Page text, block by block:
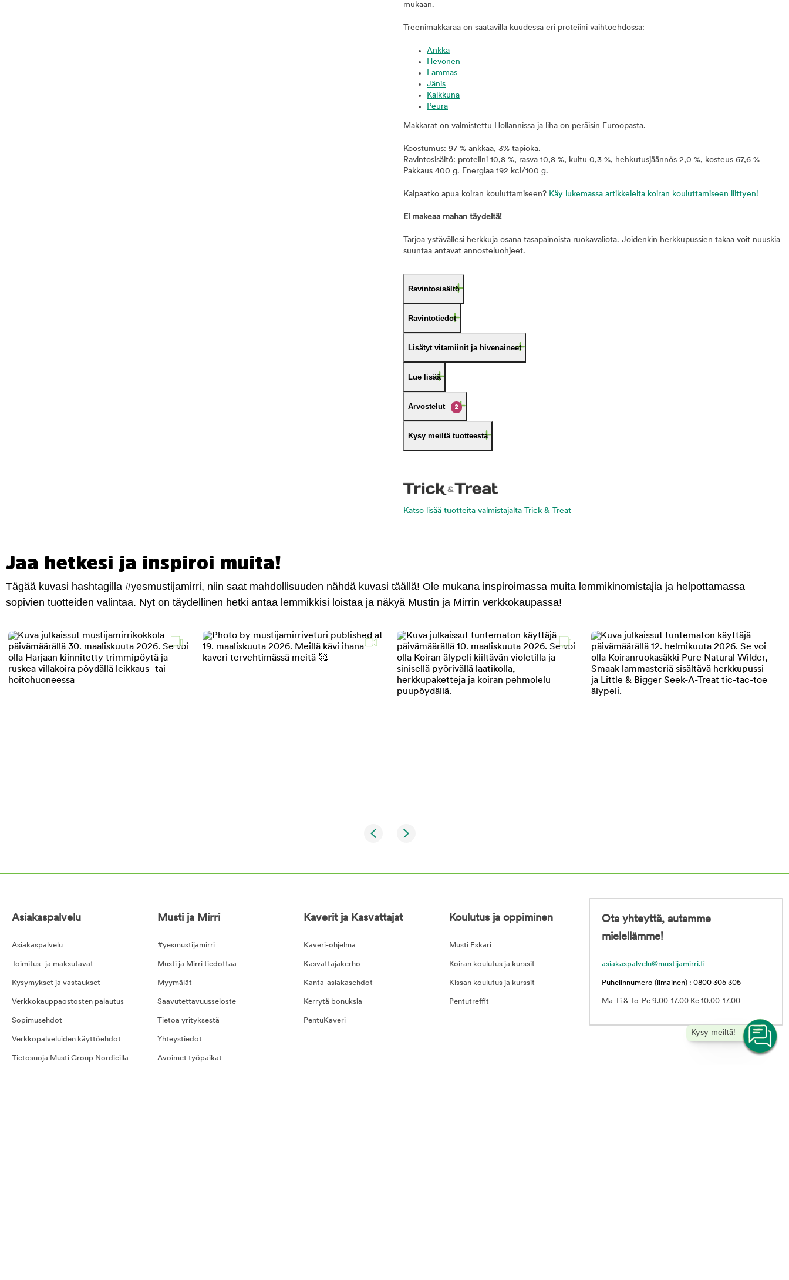
mukaan.
Treenimakkaraa on saatavilla kuudessa eri proteiini vaihtoehdossa:
Ankka
Hevonen
Lammas
Jänis
Kalkkuna
Peura
Makkarat on valmistettu Hollannissa ja liha on peräisin Euroopasta.
Koostumus: 97 % ankkaa, 3% tapioka.
Ravintosisältö: proteiini 10,8 %, rasva 10,8 %, kuitu 0,3 %, hehkutusjäännös 2,0 %, kosteus 67,6 %
Pakkaus 400 g. Energiaa 192 kcl/100 g.
Kaipaatko apua koiran kouluttamiseen? Käy lukemassa artikkeleita koiran kouluttamiseen liittyen!
Ei makeaa mahan täydeltä!
Tarjoa ystävällesi herkkuja osana tasapainoista ruokavaliota. Joidenkin herkkupussien takaa voit nuuskia
suuntaa antavat annosteluohjeet.
Ravintosisältö
Ravintotiedot
Lisätyt vitamiinit ja hivenaineet
Lue lisää
Arvostelut 2
Kysy meiltä tuotteesta
Katso lisää tuotteita valmistajalta Trick & Treat
Jaa hetkesi ja inspiroi muita!
Tägää kuvasi hashtagilla #yesmustijamirri, niin saat mahdollisuuden nähdä kuvasi täällä! Ole mukana inspiroimassa muita lemmikinomistajia ja helpottamassa
sopivien tuotteiden valintaa. Nyt on täydellinen hetki antaa lemmikkisi loistaa ja näkyä Mustin ja Mirrin verkkokaupassa!
Kysy meiltä!
Asiakaspalvelu
Asiakaspalvelu
Toimitus- ja maksutavat
Kysymykset ja vastaukset
Verkkokauppaostosten palautus
Sopimusehdot
Verkkopalveluiden käyttöehdot
Tietosuoja Musti Group Nordicilla
Musti ja Mirri
#yesmustijamirri
Musti ja Mirri tiedottaa
Myymälät
Saavutettavuusseloste
Tietoa yrityksestä
Yhteystiedot
Avoimet työpaikat
Kaverit ja Kasvattajat
Kaveri-ohjelma
Kasvattajakerho
Kanta-asiakasehdot
Kerrytä bonuksia
PentuKaveri
Koulutus ja oppiminen
Musti Eskari
Koiran koulutus ja kurssit
Kissan koulutus ja kurssit
Pentutreffit
Ota yhteyttä, autamme
mielellämme!
asiakaspalvelu@mustijamirri.fi
Puhelinnumero (ilmainen) : 0800 305 305
Ma-Ti & To-Pe 9.00-17.00 Ke 10.00-17.00